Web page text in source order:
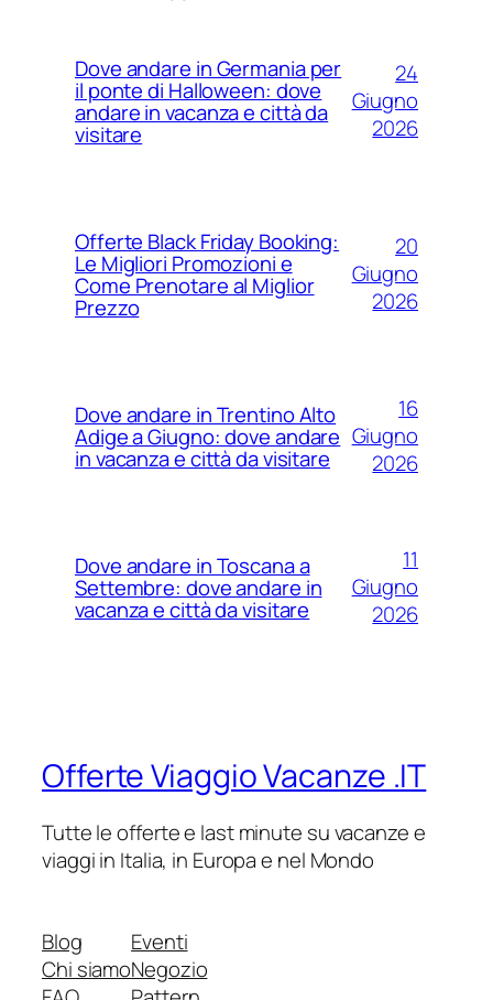
Dove andare in Germania per
il ponte di Halloween: dove
andare in vacanza e città da
visitare
24
Giugno
2026
Offerte Black Friday Booking:
Le Migliori Promozioni e
Come Prenotare al Miglior
Prezzo
20
Giugno
2026
Dove andare in Trentino Alto
Adige a Giugno: dove andare
in vacanza e città da visitare
16
Giugno
2026
Dove andare in Toscana a
Settembre: dove andare in
vacanza e città da visitare
11
Giugno
2026
Offerte Viaggio Vacanze .IT
Tutte le offerte e last minute su vacanze e
viaggi in Italia, in Europa e nel Mondo
Blog
Chi siamo
Eventi
Negozio